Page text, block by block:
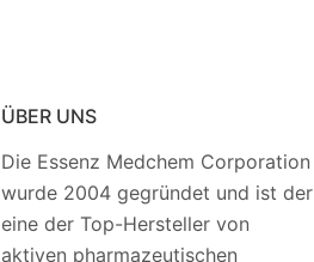
ÜBER UNS
Die Essenz Medchem Corporation
wurde 2004 gegründet und ist der
eine der Top-Hersteller von
aktiven pharmazeutischen